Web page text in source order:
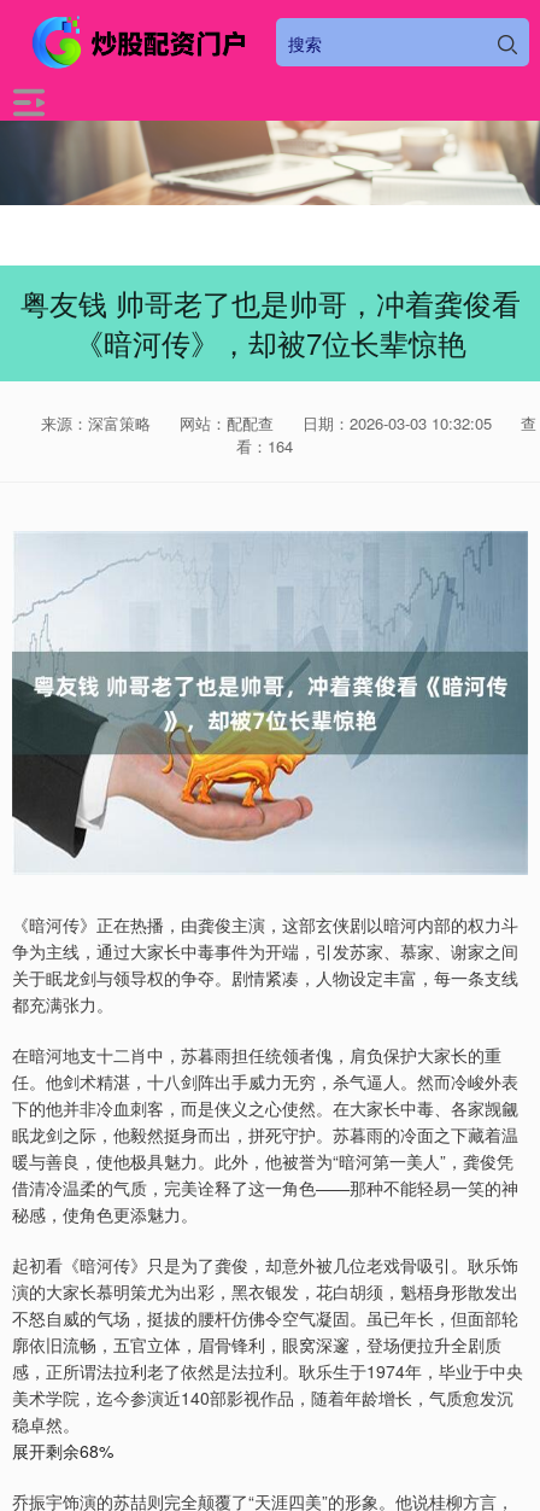
粤友钱 帅哥老了也是帅哥，冲着龚俊看
《暗河传》，却被7位长辈惊艳
来源：深富策略 网站：配配查 日期：2026-03-03 10:32:05
查
看：164
《暗河传》正在热播，由龚俊主演，这部玄侠剧以暗河内部的权力斗
争为主线，通过大家长中毒事件为开端，引发苏家、慕家、谢家之间
关于眠龙剑与领导权的争夺。剧情紧凑，人物设定丰富，每一条支线
都充满张力。
在暗河地支十二肖中，苏暮雨担任统领者傀，肩负保护大家长的重
任。他剑术精湛，十八剑阵出手威力无穷，杀气逼人。然而冷峻外表
下的他并非冷血刺客，而是侠义之心使然。在大家长中毒、各家觊觎
眠龙剑之际，他毅然挺身而出，拼死守护。苏暮雨的冷面之下藏着温
暖与善良，使他极具魅力。此外，他被誉为“暗河第一美人”，龚俊凭
借清冷温柔的气质，完美诠释了这一角色——那种不能轻易一笑的神
秘感，使角色更添魅力。
起初看《暗河传》只是为了龚俊，却意外被几位老戏骨吸引。耿乐饰
演的大家长慕明策尤为出彩，黑衣银发，花白胡须，魁梧身形散发出
不怒自威的气场，挺拔的腰杆仿佛令空气凝固。虽已年长，但面部轮
廓依旧流畅，五官立体，眉骨锋利，眼窝深邃，登场便拉升全剧质
感，正所谓法拉利老了依然是法拉利。耿乐生于1974年，毕业于中央
美术学院，迄今参演近140部影视作品，随着年龄增长，气质愈发沉
稳卓然。
展开剩余68%
乔振宇饰演的苏喆则完全颠覆了“天涯四美”的形象。他说桂柳方言，